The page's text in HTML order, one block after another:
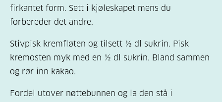
firkantet form. Sett i kjøleskapet mens du
forbereder det andre.
Stivpisk kremfløten og tilsett ½ dl sukrin. Pisk
kremosten myk med en ½ dl sukrin. Bland sammen
og rør inn kakao.
Fordel utover nøttebunnen og la den stå i